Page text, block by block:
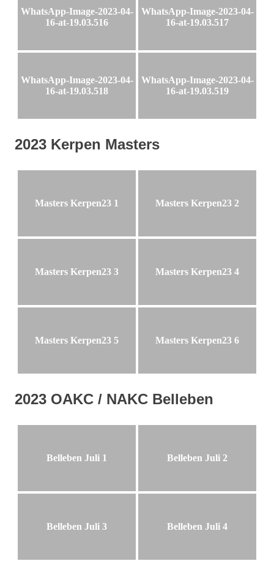
WhatsApp-Image-2023-04-
16-at-19.03.516
WhatsApp-Image-2023-04-
16-at-19.03.517
WhatsApp-Image-2023-04-
16-at-19.03.518
WhatsApp-Image-2023-04-
16-at-19.03.519
2023 Kerpen Masters
Masters Kerpen23 1 Masters Kerpen23 2
Masters Kerpen23 3 Masters Kerpen23 4
Masters Kerpen23 5 Masters Kerpen23 6
2023 OAKC / NAKC Belleben
Belleben Juli 1 Belleben Juli 2
Belleben Juli 3 Belleben Juli 4